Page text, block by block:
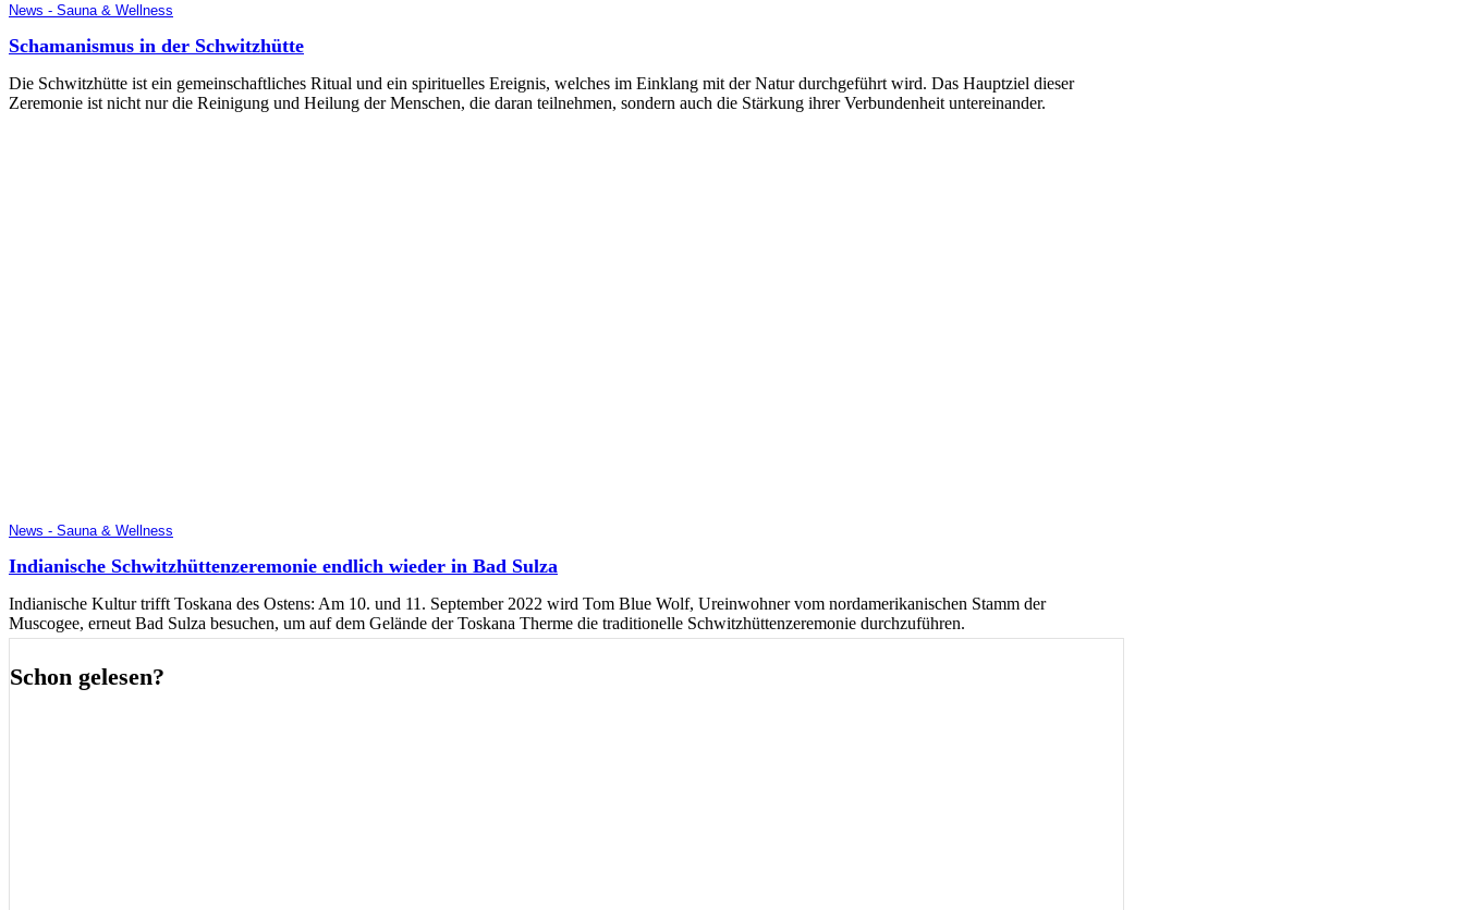
News - Sauna & Wellness
Schamanismus in der Schwitzhütte
Die Schwitzhütte ist ein gemeinschaftliches Ritual und ein spirituelles Ereignis, welches im Einklang mit der Natur durchgeführt wird. Das Hauptziel dieser
Zeremonie ist nicht nur die Reinigung und Heilung der Menschen, die daran teilnehmen, sondern auch die Stärkung ihrer Verbundenheit untereinander.
News - Sauna & Wellness
Indianische Schwitzhüttenzeremonie endlich wieder in Bad Sulza
Indianische Kultur trifft Toskana des Ostens: Am 10. und 11. September 2022 wird Tom Blue Wolf, Ureinwohner vom nordamerikanischen Stamm der
Muscogee, erneut Bad Sulza besuchen, um auf dem Gelände der Toskana Therme die traditionelle Schwitzhüttenzeremonie durchzuführen.
Schon gelesen?